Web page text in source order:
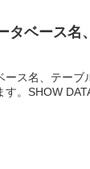
タベース名
ース名、テーブ
す。SHOW